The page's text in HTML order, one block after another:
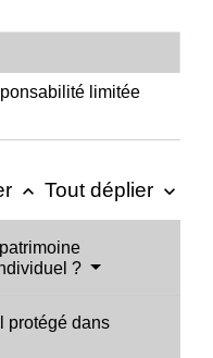
limitée
keyboard_arrow_up Tout déplier keyboard_arrow_down
?
protégé dans